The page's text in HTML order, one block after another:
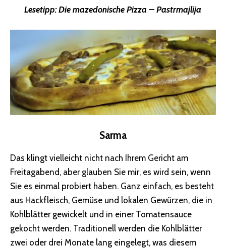
Lesetipp:Die mazedonische Pizza – Pastrmajlija
Sarma
Das klingt vielleicht nicht nach Ihrem Gericht am
Freitagabend, aber glauben Sie mir, es wird sein, wenn
Sie es einmal probiert haben. Ganz einfach, es besteht
aus Hackfleisch, Gemüse und lokalen Gewürzen, die in
Kohlblätter gewickelt und in einer Tomatensauce
gekocht werden. Traditionell werden die Kohlblätter
zwei oder drei Monate lang eingelegt, was diesem